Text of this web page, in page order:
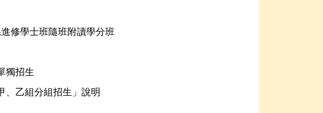
修學士班隨班附讀學分班
獨招生
、乙組分組招生」說明